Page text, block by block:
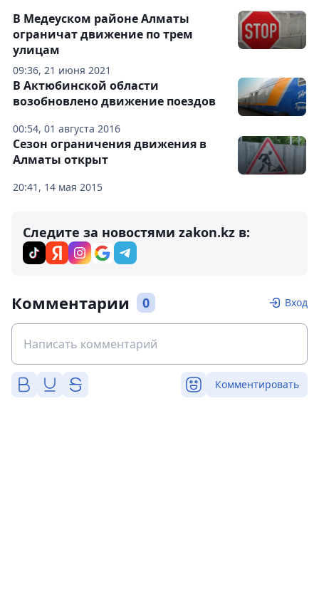
09:36, 21 июня 2021
В Медеуском районе Алматы
ограничат движение по трем
улицам
00:54, 01 августа 2016
В Актюбинской области
возобновлено движение поездов
20:41, 14 мая 2015
Сезон ограничения движения в
Алматы открыт
Следите за новостями zakon.kz в:
Комментарии 0 Вход
Комментировать